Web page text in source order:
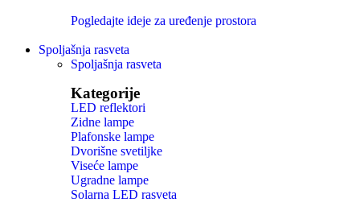
Pogledajte ideje za uređenje prostora
Spoljašnja rasveta
Spoljašnja rasveta
Kategorije
LED reflektori
Zidne lampe
Plafonske lampe
Dvorišne svetiljke
Viseće lampe
Ugradne lampe
Solarna LED rasveta